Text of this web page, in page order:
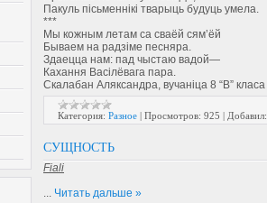
Пакуль пісьменнікі тварыць будуць умела.
***
Мы кожным летам са сваёй сям’ёй
Бываем на радзіме песняра.
Здаецца нам: пад чыстаю вадой—
Кахання Васілёвага пара.
Скалабан Аляксандра, вучаніца 8 “В” класа
Категория: Разное | Просмотров: 925 | Добавил:
СУЩНОСТЬ
Fiali
Читать дальше »